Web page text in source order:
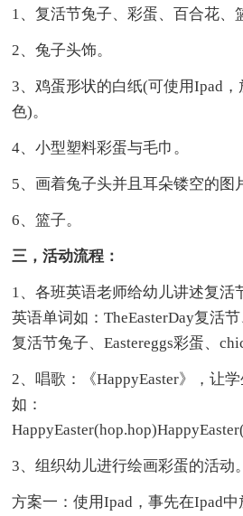
1、复活节兔子、彩蛋、百合花、
2、兔子头饰。
3、鸡蛋形状的白纸(可使用Ipad
色)。
4、小型塑料彩蛋与毛巾。
5、画着兔子头并且耳朵镂空的图
6、篮子。
三，活动流程：
1、各班英语老师给幼儿讲述复活
英语单词如：TheEasterDay复活
复活节兔子、Eastereggs彩蛋、
2、唱歌：《HappyEaster》，让
如：
3、组织幼儿进行绘画彩蛋的活动。
方案一：使用Ipad，事先在Ipad